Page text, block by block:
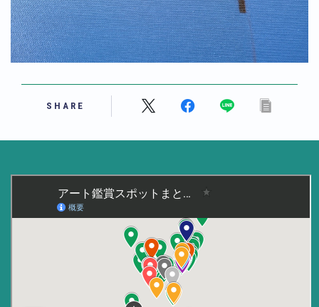
アートフェア
イベント
オークション
用語解説
作家・作品紹介
SHARE